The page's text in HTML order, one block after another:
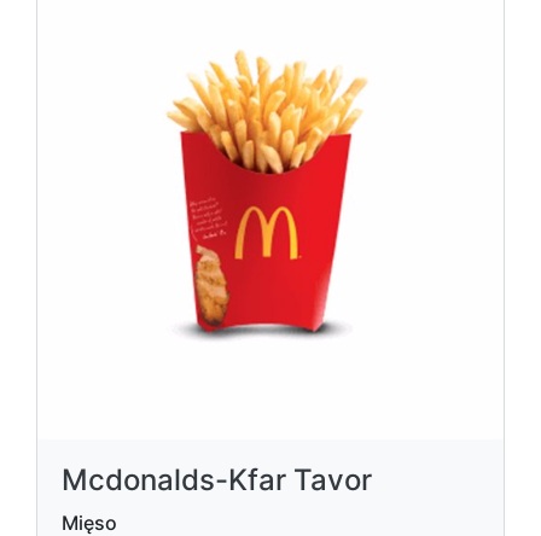
Mcdonalds-Kfar Tavor
Mięso